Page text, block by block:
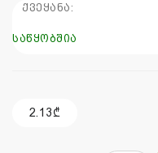
ქვეყანა:
საწყობშია
2.13₾